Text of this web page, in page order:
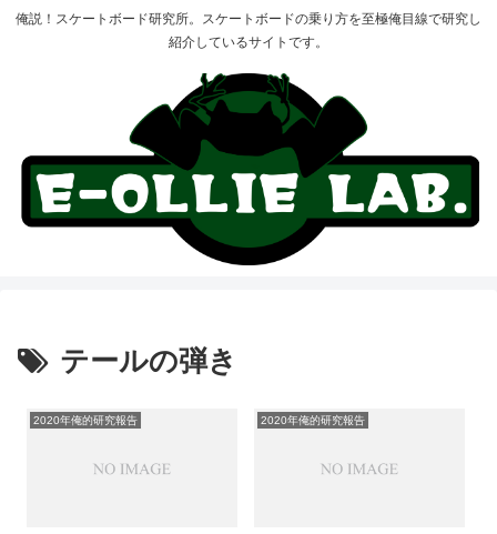
俺説！スケートボード研究所。スケートボードの乗り方を至極俺目線で研究し
紹介しているサイトです。
テールの弾き
2020年俺的研究報告 2020年俺的研究報告